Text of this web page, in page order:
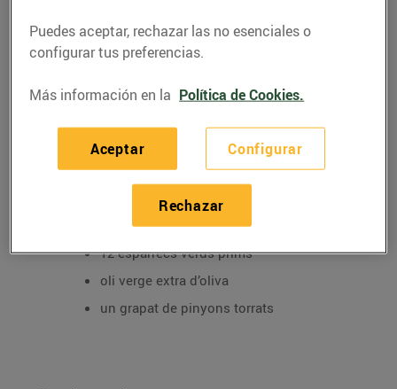
Nyoquis de patata amb
pesto, espàrrecs i
cirerols
Ingredients per a 4 persones:
50 g. de formatge parmesà
20 tomàquets cirerols
12 espàrrecs verds prims
oli verge extra d’oliva
un grapat de pinyons torrats
Puedes aceptar, rechazar las no esenciales o
configurar tus preferencias.
Más información en la Política de Cookies.
Configurar
Rechazar
Aceptar